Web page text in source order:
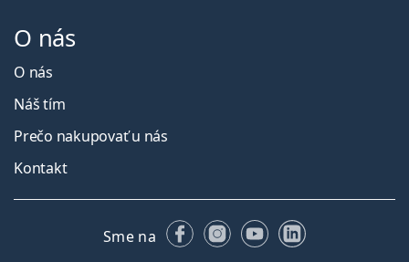
O nás
O nás
Náš tím
Prečo nakupovať u nás
Kontakt
Sme na FacebookuInstagrame
YouTubeLinkedIn